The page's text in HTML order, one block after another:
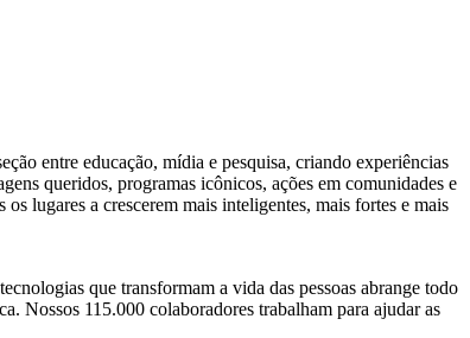
entre educação, mídia e pesquisa, criando experiências
queridos, programas icônicos, ações em comunidades e
lugares a crescerem mais inteligentes, mais fortes e mais
que transformam a vida das pessoas abrange todo
Nossos 115.000 colaboradores trabalham para ajudar as